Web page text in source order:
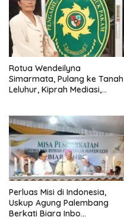
Rotua Wendeilyna
Simarmata, Pulang ke Tanah
Leluhur, Kiprah Mediasi,
Batak
Perluas Misi di Indonesia,
Uskup Agung Palembang
Berkati Biara Inbo